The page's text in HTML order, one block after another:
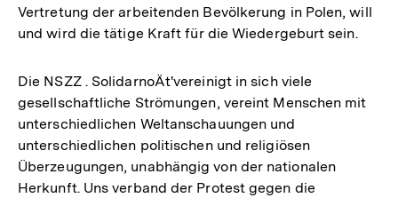
Vertretung der arbeitenden Bevölkerung in Polen, will
und wird die tätige Kraft für die Wiedergeburt sein.
Die NSZZ . SolidarnoÄt'vereinigt in sich viele
gesellschaftliche Strömungen, vereint Menschen mit
unterschiedlichen Weltanschauungen und
unterschiedlichen politischen und religiösen
Überzeugungen, unabhängig von der nationalen
Herkunft. Uns verband der Protest gegen die